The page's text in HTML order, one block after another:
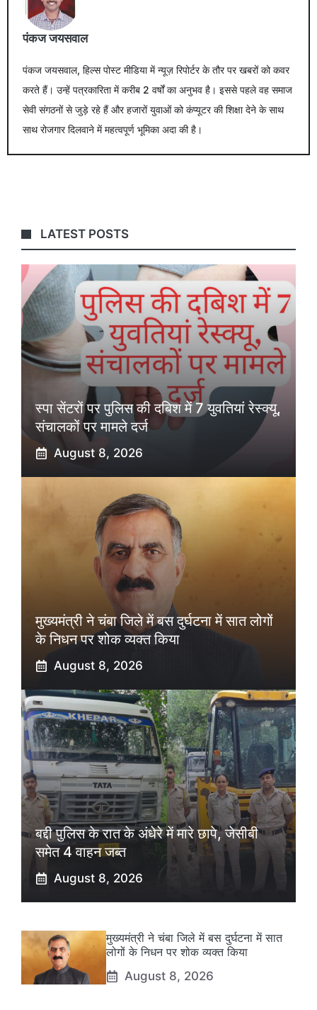
पंकज जयसवाल
पंकज जयसवाल, हिल्स पोस्ट मीडिया में न्यूज़ रिपोर्टर के तौर पर खबरों को कवर
करते हैं। उन्हें पत्रकारिता में करीब 2 वर्षों का अनुभव है। इससे पहले वह समाज
सेवी संगठनों से जुड़े रहे हैं और हजारों युवाओं को कंप्यूटर की शिक्षा देने के साथ
साथ रोजगार दिलवाने में महत्वपूर्ण भूमिका अदा की है।
LATEST POSTS
स्पा सेंटरों पर पुलिस की दबिश में 7 युवतियां रेस्क्यू,
संचालकों पर मामले दर्ज
August 8, 2026
मुख्यमंत्री ने चंबा जिले में बस दुर्घटना में सात लोगों
के निधन पर शोक व्यक्त किया
August 8, 2026
बद्दी पुलिस के रात के अंधेरे में मारे छापे, जेसीबी
समेत 4 वाहन जब्त
August 8, 2026
मुख्यमंत्री ने चंबा जिले में बस दुर्घटना में सात
लोगों के निधन पर शोक व्यक्त किया
August 8, 2026